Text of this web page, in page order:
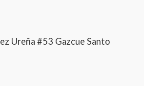
Ureña #53 Gazcue Santo